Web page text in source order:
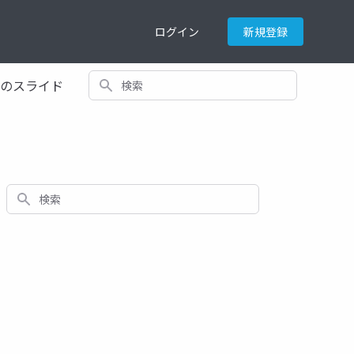
ログイン 新規登録
スライド 検索
検索